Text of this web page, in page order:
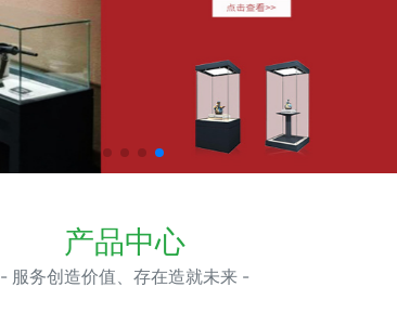
产品中心
- 服务创造价值、存在造就未来 -